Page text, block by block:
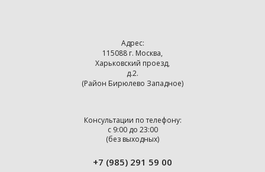
Адрес:
115088 г. Москва,
Харьковский проезд,
д.2.
(Район Бирюлево Западное)
Консультации по телефону:
с 9:00 до 23:00
(без выходных)
+7 (985) 291 59 00